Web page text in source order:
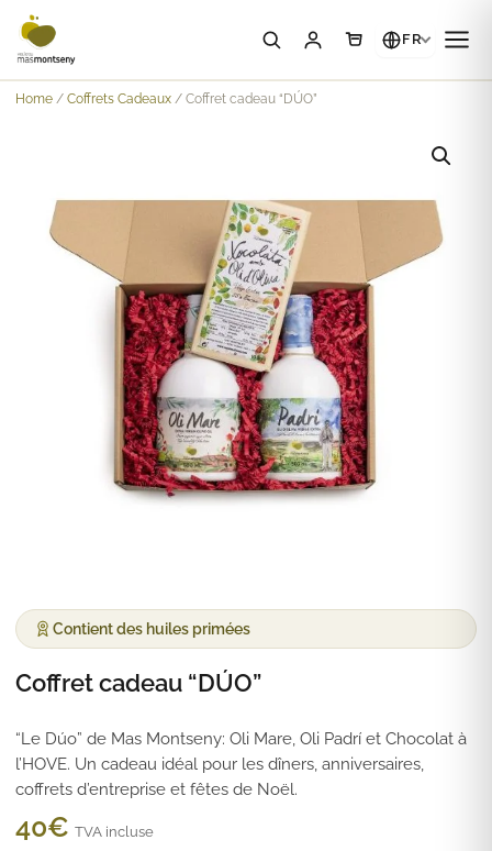
FR
Home / Coffrets Cadeaux / Coffret cadeau “DÚO”
Contient des huiles primées
40€ TVA incluse
Coffret cadeau “DÚO”
“Le Dúo” de Mas Montseny: Oli Mare, Oli Padrí et Chocolat à
l’HOVE. Un cadeau idéal pour les dîners, anniversaires,
coffrets d’entreprise et fêtes de Noël.